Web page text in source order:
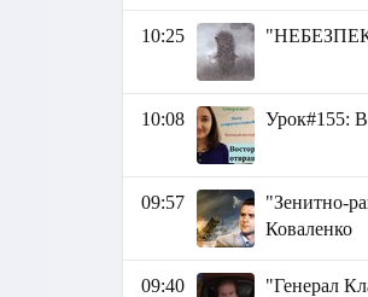
10:25
10:08 Урок#155:
09:57
"Зенитно-
Коваленко
09:40 "Генерал